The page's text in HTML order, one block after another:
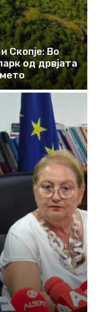
Скопје: Во
од дрвјата